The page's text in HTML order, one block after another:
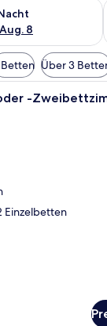
8
für heute
Über 3
Ein
-
Einzelbetten